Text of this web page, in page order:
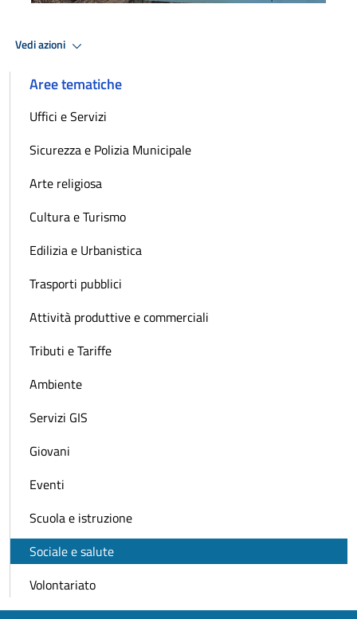
Vedi azioni
Aree tematiche
Uffici e Servizi
Sicurezza e Polizia Municipale
Arte religiosa
Cultura e Turismo
Edilizia e Urbanistica
Trasporti pubblici
Attività produttive e commerciali
Tributi e Tariffe
Ambiente
Servizi GIS
Giovani
Eventi
Scuola e istruzione
Sociale e salute
Volontariato